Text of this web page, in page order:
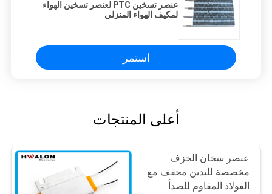
عنصر تسخين PTC لعنصر تسخين الهواء
لمكيف الهواء المنزلي
استمر
أعلى المنتجات
عنصر سخان الخزف
مخصصة لليدين مجفف مع
الفولاذ المقاوم للصدأ